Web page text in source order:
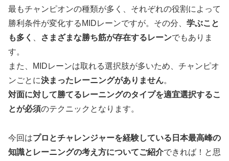
最もチャンピオンの種類が多く、それぞれの役割によって
勝利条件が変化するMIDレーンですが。その分、 学ぶこと
も多く
さまざまな勝ち筋が存在するレーンでもありま
す。
また、MIDレーンは取れる選択肢が多いため、チャンピオ
ンごとに決まったレーニングがありません。
対面に対して勝てるレーニングのタイプを適宜選択するこ
とが必須のテクニックとなります。
今回はプロとチャレンジャーを経験している日本最高峰の
知識とレーニングの考え方についてご紹介できれば！と思